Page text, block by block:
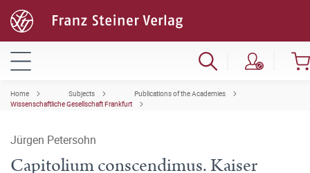
Home Subjects
Publications of the Academies
Wissenschaftliche Gesellschaft Frankfurt
Jürgen Petersohn
Capitolium conscendimus. Kaiser